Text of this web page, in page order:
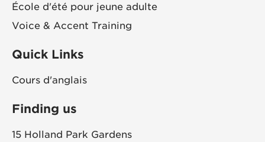
École d'été pour jeune adulte
Voice & Accent Training
Quick Links
Cours d'anglais
Finding us
15 Holland Park Gardens